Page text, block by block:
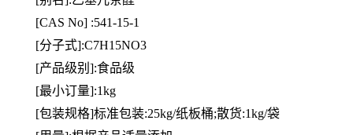
[CAS No] :541-15-1
[分子式]:C7H15NO3
[产品级别]:食品级
[最小订量]:1kg
[包装规格]标准包装:25kg/纸板桶;散货:1kg/袋